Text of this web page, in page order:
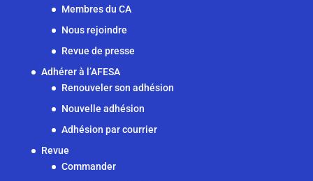
Membres du CA
Nous rejoindre
Revue de presse
Adhérer à l’AFESA
Renouveler son adhésion
Nouvelle adhésion
Adhésion par courrier
Revue
Commander